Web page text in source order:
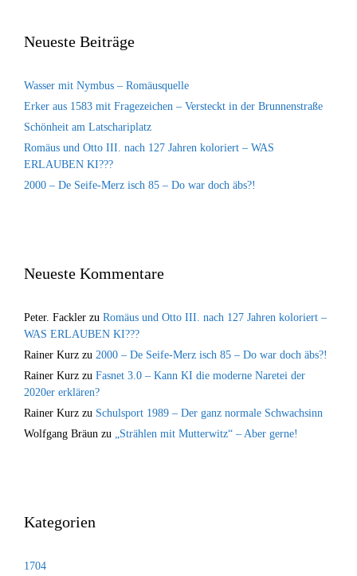
Neueste Beiträge
Wasser mit Nymbus – Romäusquelle
Erker aus 1583 mit Fragezeichen – Versteckt in der Brunnenstraße
Schönheit am Latschariplatz
Romäus und Otto III. nach 127 Jahren koloriert – WAS
ERLAUBEN KI???
2000 – De Seife-Merz isch 85 – Do war doch äbs?!
Neueste Kommentare
Peter. Fackler zu Romäus und Otto III. nach 127 Jahren koloriert –
WAS ERLAUBEN KI???
Rainer Kurz zu 2000 – De Seife-Merz isch 85 – Do war doch äbs?!
Rainer Kurz zu Fasnet 3.0 – Kann KI die moderne Naretei der
2020er erklären?
Rainer Kurz zu Schulsport 1989 – Der ganz normale Schwachsinn
Wolfgang Bräun zu „Strählen mit Mutterwitz“ – Aber gerne!
Kategorien
1704